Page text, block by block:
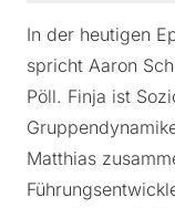
In der heutigen
spricht Aaron
Pöll. Finja ist
Matthias